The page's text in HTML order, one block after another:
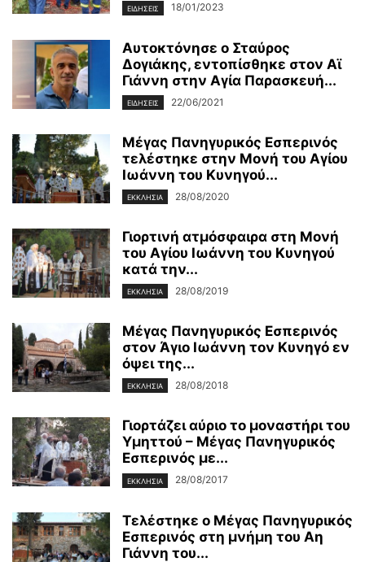
ΕΙΔΗΣΕΙΣ 18/01/2023
Αυτοκτόνησε ο Σταύρος
Δογιάκης, εντοπίσθηκε στον Αϊ
Γιάννη στην Αγία Παρασκευή...
ΕΙΔΗΣΕΙΣ 22/06/2021
Μέγας Πανηγυρικός Εσπερινός
τελέστηκε στην Μονή του Αγίου
Ιωάννη του Κυνηγού...
ΕΚΚΛΗΣΙΑ 28/08/2020
Γιορτινή ατμόσφαιρα στη Μονή
του Αγίου Ιωάννη του Κυνηγού
κατά την...
ΕΚΚΛΗΣΙΑ 28/08/2019
Μέγας Πανηγυρικός Εσπερινός
στον Άγιο Ιωάννη τον Κυνηγό εν
όψει της...
ΕΚΚΛΗΣΙΑ 28/08/2018
Γιορτάζει αύριο το μοναστήρι του
Υμηττού – Μέγας Πανηγυρικός
Εσπερινός με...
ΕΚΚΛΗΣΙΑ 28/08/2017
Τελέστηκε ο Μέγας Πανηγυρικός
Εσπερινός στη μνήμη του Αη
Γιάννη του...